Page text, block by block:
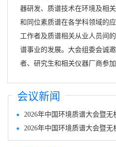
器研发、质谱技术在环境及相
和同位素质谱在各学科领域的
工作者及质谱相关从业人员间
谱事业的发展。大会组委会诚
者、研究生和相关仪器厂商参加
会议新闻
2026年中国环境质谱大会暨
二轮通知
2026年中国环境质谱大会暨
一轮通知